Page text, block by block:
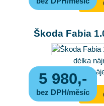
Škoda Fabia
5 980,-
bez DPH/měsíc
délka
roční